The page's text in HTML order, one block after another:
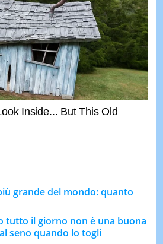
grande del mondo: quanto
tutto il giorno non è una buona
seno quando lo togli